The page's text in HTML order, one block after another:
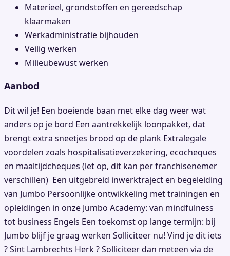
Materieel, grondstoffen en gereedschap
klaarmaken
Werkadministratie bijhouden
Veilig werken
Milieubewust werken
Aanbod
Dit wil je! Een boeiende baan met elke dag weer wat
anders op je bord Een aantrekkelijk loonpakket, dat
brengt extra sneetjes brood op de plank Extralegale
voordelen zoals hospitalisatieverzekering, ecocheques
en maaltijdcheques (let op, dit kan per franchisenemer
verschillen) Een uitgebreid inwerktraject en begeleiding
van Jumbo Persoonlijke ontwikkeling met trainingen en
opleidingen in onze Jumbo Academy: van mindfulness
tot business Engels Een toekomst op lange termijn: bij
Jumbo blijf je graag werken Solliciteer nu! Vind je dit iets
? Sint Lambrechts Herk ? Solliciteer dan meteen via de